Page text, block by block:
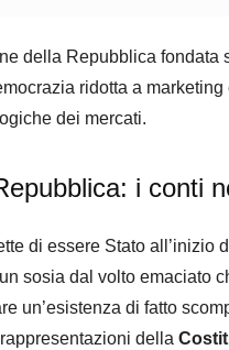
della Repubblica
ridotta a
dei mercati.
i conti
di essere Stato all’inizio
sosia dal volto emaciato
un’esistenza di fatto
della